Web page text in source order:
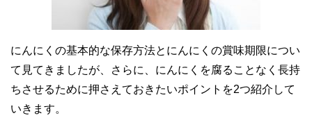
にんにくの基本的な保存方法とにんにくの賞味期限につい
て見てきましたが、さらに、にんにくを腐ることなく長持
ちさせるために押さえておきたいポイントを2つ紹介して
いきます。